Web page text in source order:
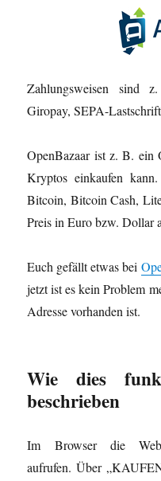
Zahlungsweisen sind
Giropay, SEPA-
OpenBazaar ist z. B. ein
Kryptos einkaufen
Bitcoin, Bitcoin Cash,
Preis in Euro bzw. Dollar
Euch gefällt etwas bei
jetzt ist es kein Problem
Adresse vorhanden ist.
Wie dies
beschrieben
Im Browser die
aufrufen. Über